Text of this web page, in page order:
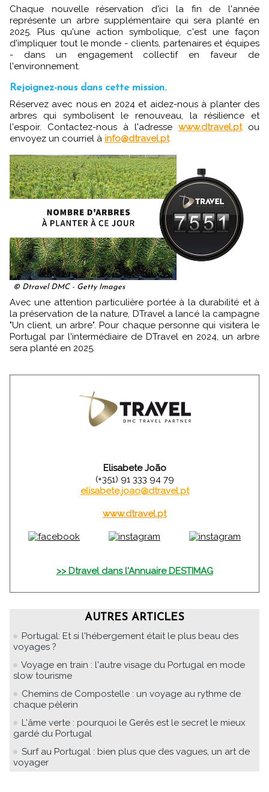
Chaque nouvelle réservation d'ici la fin de l'année
représente un arbre supplémentaire qui sera planté en
2025. Plus qu'une action symbolique, c'est une façon
d'impliquer tout le monde - clients, partenaires et équipes
- dans un engagement collectif en faveur de
l'environnement.
Rejoignez-nous dans cette mission.
Réservez avec nous en 2024 et aidez-nous à planter des
arbres qui symbolisent le renouveau, la résilience et
l'espoir. Contactez-nous à l'adresse www.dtravel.ptou
envoyez un courriel à info@dtravel.pt
© Dtravel DMC - Getty Images
Avec une attention particulière portée à la durabilité et à
la préservation de la nature, DTravel a lancé la campagne
"Un client, un arbre". Pour chaque personne qui visitera le
Portugal par l'intermédiaire de DTravel en 2024, un arbre
sera planté en 2025.
Elisabete João
(+351) 91 333 94 79
elisabete.joao@dtravel.pt
www.dtravel.pt
>> Dtravel dans l'Annuaire DESTIMAG
AUTRES ARTICLES
Portugal: Et si l'hébergement était le plus beau des
voyages ?
Voyage en train : l'autre visage du Portugal en mode
slow tourisme
Chemins de Compostelle : un voyage au rythme de
chaque pèlerin
L'âme verte : pourquoi le Gerês est le secret le mieux
gardé du Portugal
Surf au Portugal : bien plus que des vagues, un art de
voyager